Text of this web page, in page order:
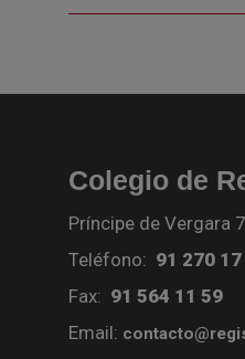
Colegio de
Príncipe de Vergara
Teléfono: 91 270
Fax: 91 564 11 59
Email: